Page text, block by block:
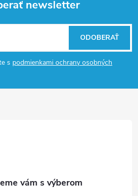
newsletter
s podmienkami ochrany osobných
ODOBERAŤ